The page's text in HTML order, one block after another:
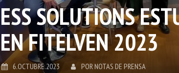
ESS SOLUTIONS
EN FITELVEN 2023
6.OCTUBRE.2023 POR NOTAS DE PRENSA